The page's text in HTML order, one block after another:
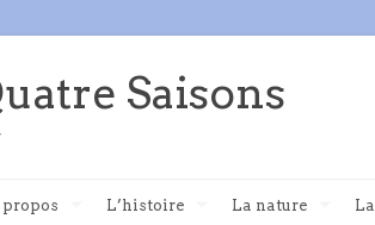
Saisons
L’histoire La nature